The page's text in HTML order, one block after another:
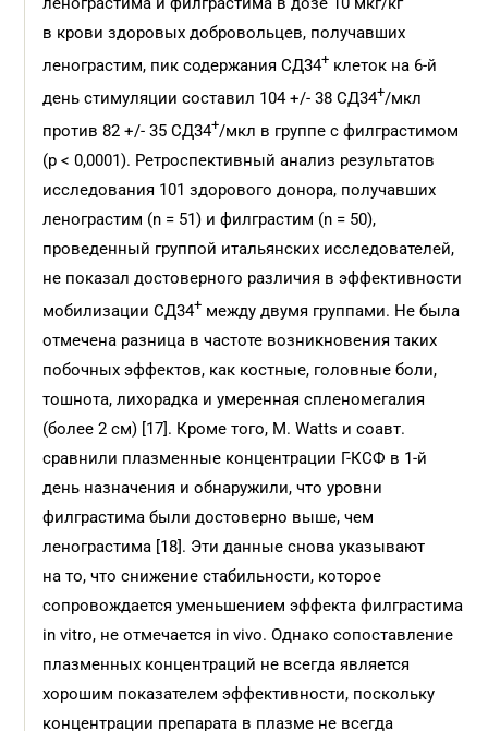
в крови здоровых добровольцев, получавших
ленограстим, пик содержания СД34+ клеток на 6-й
день стимуляции составил 104 +/- 38 СД34+/мкл
против 82 +/- 35 СД34+/мкл в группе с филграстимом
(р < 0,0001). Ретроспективный анализ результатов
исследования 101 здорового донора, получавших
ленограстим (n = 51) и филграстим (n = 50),
проведенный группой итальянских исследователей,
не показал достоверного различия в эффективности
мобилизации СД34+ между двумя группами. Не была
отмечена разница в частоте возникновения таких
побочных эффектов, как костные, головные боли,
тошнота, лихорадка и умеренная спленомегалия
(более 2 см) [17]. Кроме того, M. Watts и соавт.
сравнили плазменные концентрации Г-КСФ в 1-й
день назначения и обнаружили, что уровни
филграстима были достоверно выше, чем
ленограстима [18]. Эти данные снова указывают
на то, что снижение стабильности, которое
сопровождается уменьшением эффекта филграстима
in vitro, не отмечается in vivo. Однако сопоставление
плазменных концентраций не всегда является
хорошим показателем эффективности, поскольку
концентрации препарата в плазме не всегда